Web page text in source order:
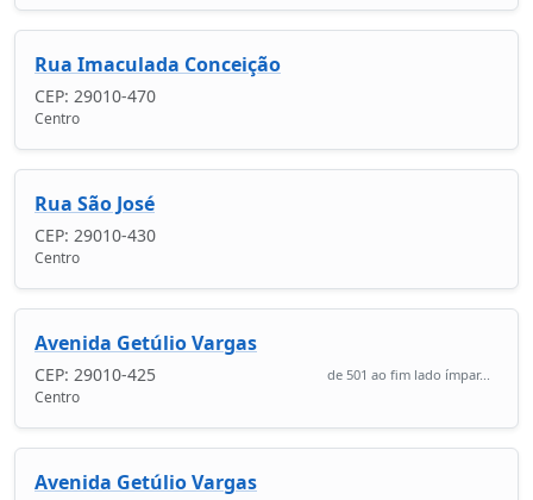
Rua Imaculada Conceição
CEP: 29010-470
Centro
Rua São José
CEP: 29010-430
Centro
Avenida Getúlio Vargas
CEP: 29010-425 de 501 ao fim lado ímpar...
Centro
Avenida Getúlio Vargas